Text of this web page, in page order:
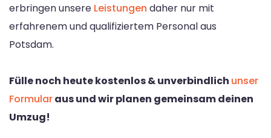
erbringen unsere Leistungen daher nur mit
erfahrenem und qualifiziertem Personal aus
Potsdam.
Fülle noch heute kostenlos & unverbindlich unser
Formularaus und wir planen gemeinsam deinen
Umzug!